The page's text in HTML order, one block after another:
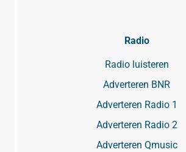
Radio
Radio luisteren
Adverteren BNR
Adverteren Radio 1
Adverteren Radio 2
Adverteren Qmusic